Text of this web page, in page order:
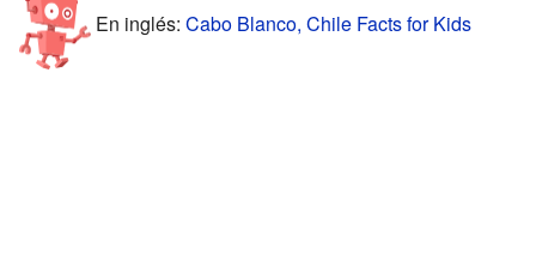
En inglés: Cabo Blanco, Chile Facts for Kids